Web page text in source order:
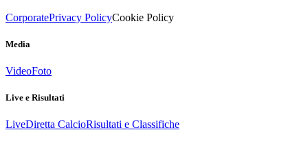
CorporatePrivacy PolicyCookie Policy
Media
VideoFoto
Live e Risultati
LiveDiretta CalcioRisultati e Classifiche